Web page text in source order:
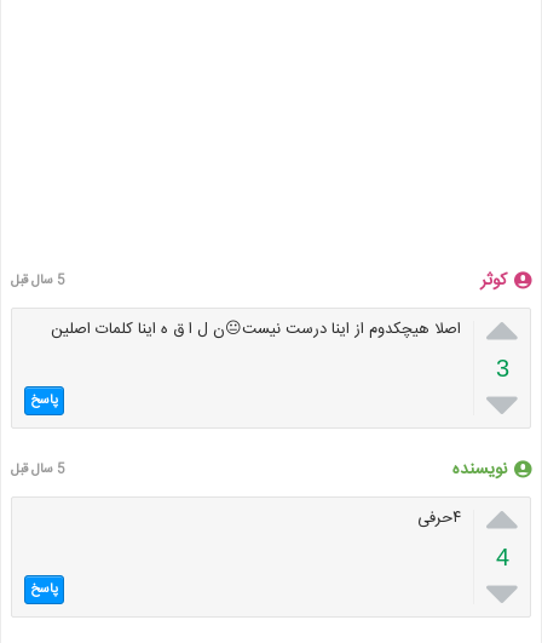
کوثر 5 سال قبل

3

اصلا هیچکدوم از اینا درست نیست😐ن ل ا ق ه اینا کلمات اصلین
پاسخ
نویسنده 5 سال قبل

4

۴حرفی
پاسخ